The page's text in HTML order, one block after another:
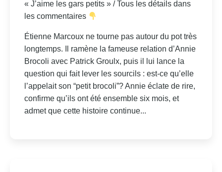
« J’aime les gars petits » / Tous les détails dans
les commentaires
Étienne Marcoux ne tourne pas autour du pot très
longtemps. Il ramène la fameuse relation d’Annie
Brocoli avec Patrick Groulx, puis il lui lance la
question qui fait lever les sourcils : est-ce qu’elle
l’appelait son “petit brocoli”? Annie éclate de rire,
confirme qu’ils ont été ensemble six mois, et
admet que cette histoire continue...